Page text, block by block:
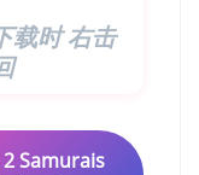
载时 右击
Samurais